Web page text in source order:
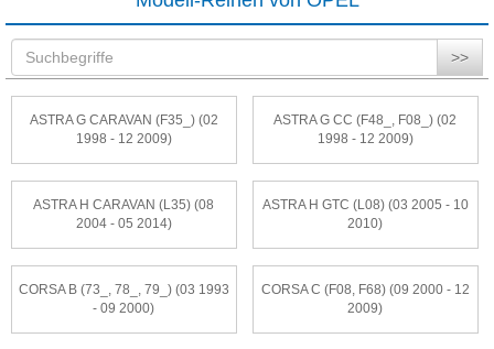
>>
ASTRA G CARAVAN (F35_) (02
1998 - 12 2009)
ASTRA G CC (F48_, F08_) (02
1998 - 12 2009)
ASTRA H CARAVAN (L35) (08
2004 - 05 2014)
ASTRA H GTC (L08) (03 2005 - 10
2010)
CORSA B (73_, 78_, 79_) (03 1993
- 09 2000)
CORSA C (F08, F68) (09 2000 - 12
2009)